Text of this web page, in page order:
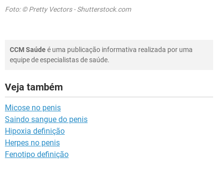
Foto: © Pretty Vectors - Shutterstock.com
CCM Saúdeé uma publicação informativa realizada por uma
equipe de especialistas de saúde.
Veja também
Micose no penis
Saindo sangue do penis
Hipoxia definição
Herpes no penis
Fenotipo definição